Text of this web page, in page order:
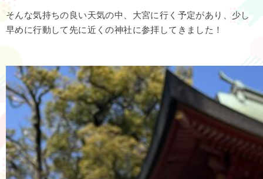
そんな気持ちの良い天気の中、大宮に行く予定があり、少し
早めに行動して先に近くの神社に参拝してきました！